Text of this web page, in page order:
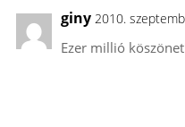
giny 2010.
Ezer millió